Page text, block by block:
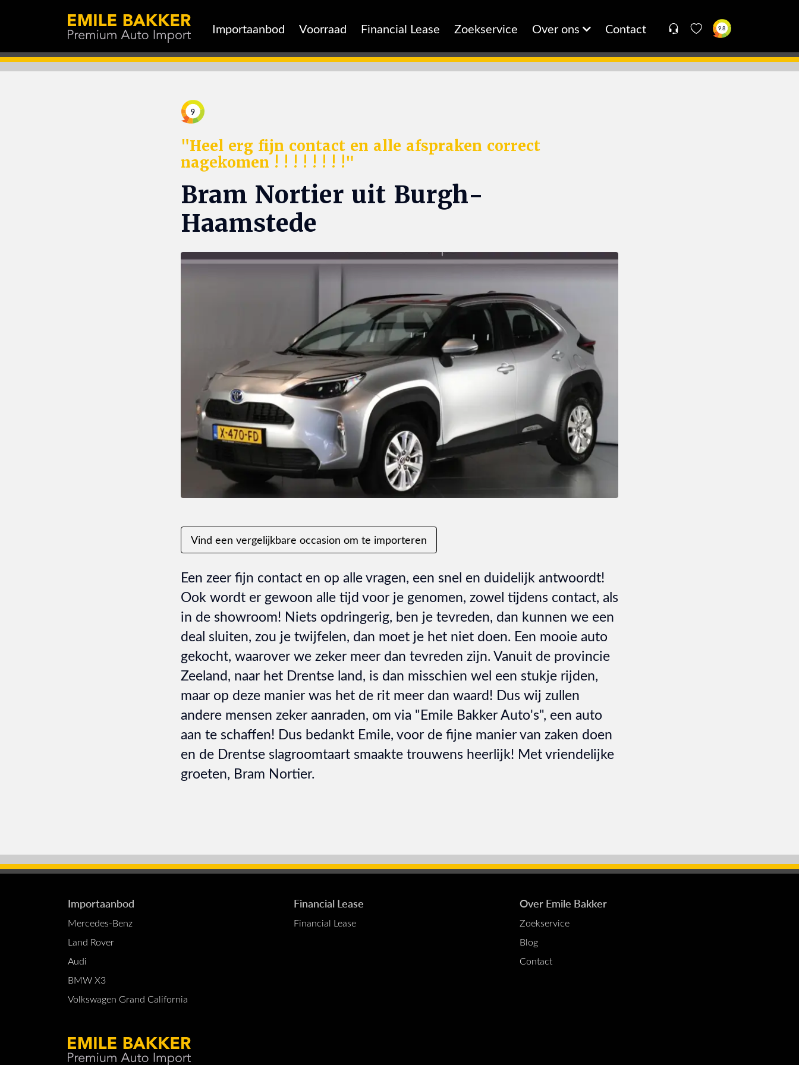
Importaanbod Voorraad Financial Lease Zoekservice Over ons Contact 9.8
9
"Heel erg fijn contact en alle afspraken correct
nagekomen ! ! ! ! ! ! ! !"
Bram Nortier uit Burgh-
Haamstede
Vind een vergelijkbare occasion om te importeren
Een zeer fijn contact en op alle vragen, een snel en duidelijk antwoordt!
Ook wordt er gewoon alle tijd voor je genomen, zowel tijdens contact, als
in de showroom! Niets opdringerig, ben je tevreden, dan kunnen we een
deal sluiten, zou je twijfelen, dan moet je het niet doen. Een mooie auto
gekocht, waarover we zeker meer dan tevreden zijn. Vanuit de provincie
Zeeland, naar het Drentse land, is dan misschien wel een stukje rijden,
maar op deze manier was het de rit meer dan waard! Dus wij zullen
andere mensen zeker aanraden, om via "Emile Bakker Auto's", een auto
aan te schaffen! Dus bedankt Emile, voor de fijne manier van zaken doen
en de Drentse slagroomtaart smaakte trouwens heerlijk! Met vriendelijke
groeten, Bram Nortier.
Importaanbod
Mercedes-Benz
Land Rover
Audi
BMW X3
Volkswagen Grand California
Financial Lease
Financial Lease
Over Emile Bakker
Zoekservice
Blog
Contact